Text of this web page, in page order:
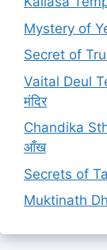
Mystery of
Secret of
Vaital Deul
मंदिर
Chandika
आँख
Secrets of
Muktinath